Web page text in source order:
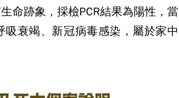
命跡象，採檢PCR結果為陽性，當
衰竭、新冠病毒感染，屬於家中